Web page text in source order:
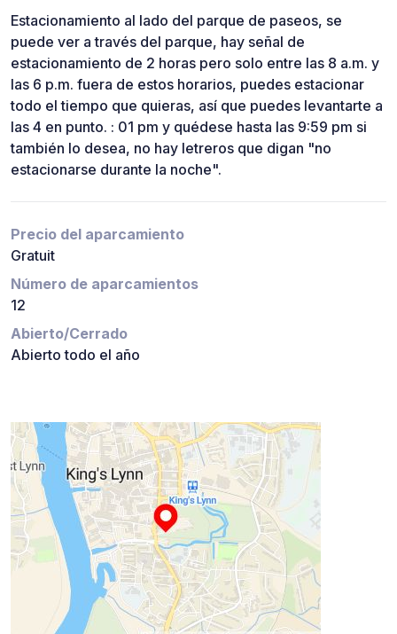
Estacionamiento al lado del parque de paseos, se
puede ver a través del parque, hay señal de
estacionamiento de 2 horas pero solo entre las 8 a.m. y
las 6 p.m. fuera de estos horarios, puedes estacionar
todo el tiempo que quieras, así que puedes levantarte a
las 4 en punto. : 01 pm y quédese hasta las 9:59 pm si
también lo desea, no hay letreros que digan "no
estacionarse durante la noche".
Precio del aparcamiento
Gratuit
Número de aparcamientos
12
Abierto/Cerrado
Abierto todo el año